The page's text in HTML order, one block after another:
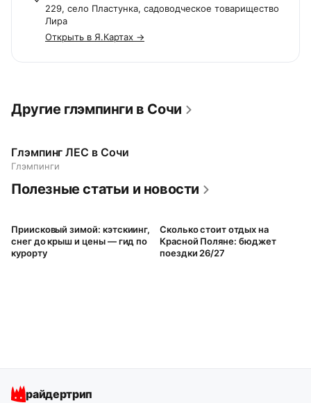
229, село Пластунка, садоводческое товарищество
Лира
Открыть в Я.Картах →
Другие глэмпинги в Сочи
Глэмпинг ЛЕС в Сочи
Глэмпинги
Полезные статьи и новости
Приисковый зимой: кэтскиинг,
снег до крыш и цены — гид по
курорту
Сколько стоит отдых на
Красной Поляне: бюджет
поездки 26/27
райдертрип